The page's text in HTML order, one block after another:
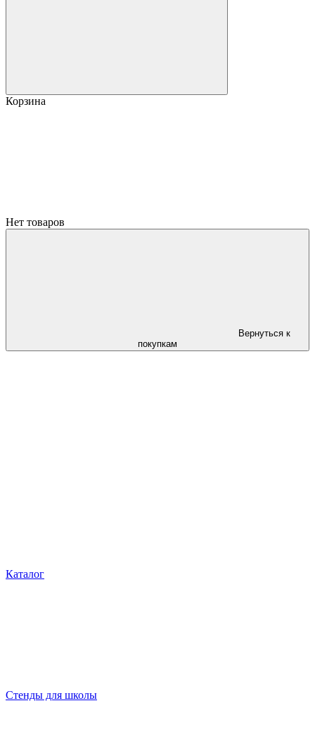
Корзина
Нет товаров
Вернуться к
покупкам
Каталог
Стенды для школы